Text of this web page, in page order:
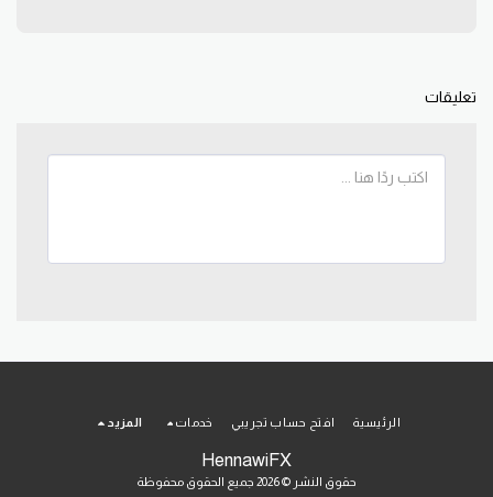
تعليقات
HennawiFX
حقوق النشر © 2026 جميع الحقوق محفوظة
الرئيسية افتح حساب تجريبي خدمات المزيد